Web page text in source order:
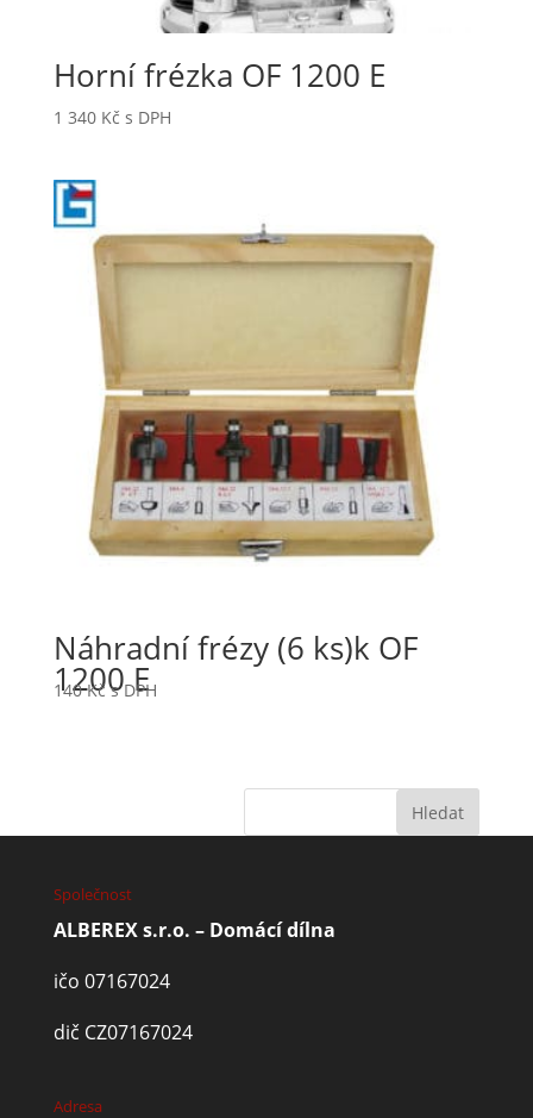
Horní frézka OF 1200 E
1 340 Kč s DPH
Náhradní frézy (6 ks)k OF
1200 E
140Kč s DPH
Společnost
ALBEREX s.r.o. – Domácí dílna
ičo 07167024
dič CZ07167024
Adresa